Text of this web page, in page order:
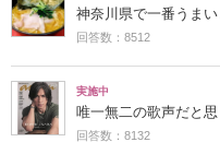
神奈川県で一番うま
回答数：8512
実施中
唯一無二の歌声だと
回答数：8132